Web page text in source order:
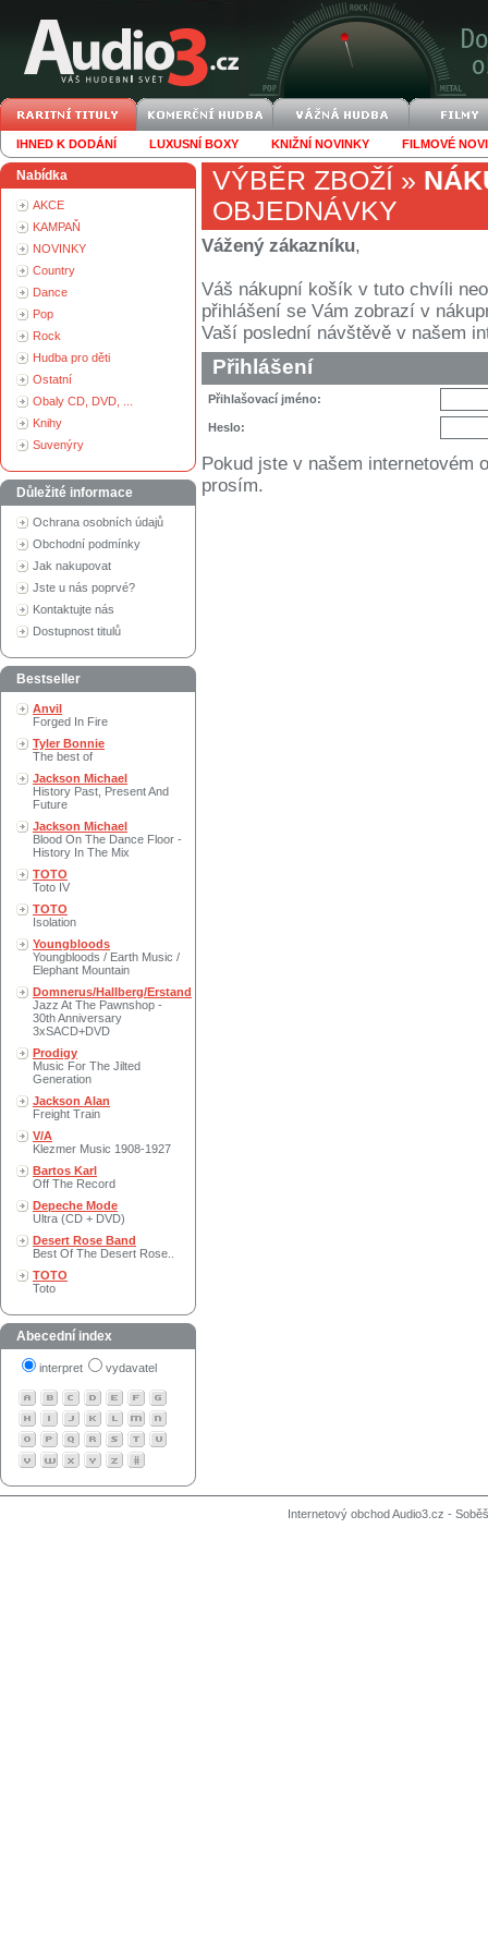
IHNED K DODÁNÍ LUXUSNÍ BOXY KNIŽNÍ NOVINKY FILMOVÉ
Nabídka
AKCE
KAMPAŇ
NOVINKY
Country
Dance
Pop
Rock
Hudba pro děti
Ostatní
Obaly CD, DVD, ...
Knihy
Suvenýry
Důležité informace
Ochrana osobních údajů
Obchodní podmínky
Jak nakupovat
Jste u nás poprvé?
Kontaktujte nás
Dostupnost titulů
Bestseller
Anvil
Forged In Fire
Tyler Bonnie
The best of
Jackson Michael
History Past, Present And
Future
Jackson Michael
Blood On The Dance Floor -
History In The Mix
TOTO
Toto IV
TOTO
Isolation
Youngbloods
Youngbloods / Earth Music /
Elephant Mountain
Domnerus/Hallberg/Erstand
Jazz At The Pawnshop -
30th Anniversary
3xSACD+DVD
Prodigy
Music For The Jilted
Generation
Jackson Alan
Freight Train
V/A
Klezmer Music 1908-1927
Bartos Karl
Off The Record
Depeche Mode
Ultra (CD + DVD)
Desert Rose Band
Best Of The Desert Rose..
TOTO
Toto
Abecední index
interpret vydavatel
VÝBĚR ZBOŽÍ »
OBJEDNÁVKY
Vážený zákazníku,
Váš nákupní košík v tuto chvíli
přihlášení se Vám zobrazí v
Vaší poslední návštěvě v našem
Přihlášení
Přihlašovací jméno:
Heslo:
Pokud jste v našem internetovém
prosím.
Internetový obchod Audio3.cz -